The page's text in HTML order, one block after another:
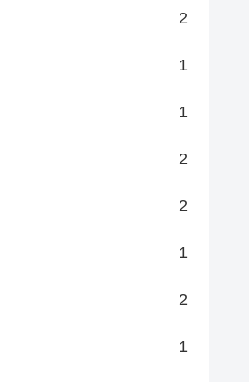
2
1
1
2
2
1
2
1